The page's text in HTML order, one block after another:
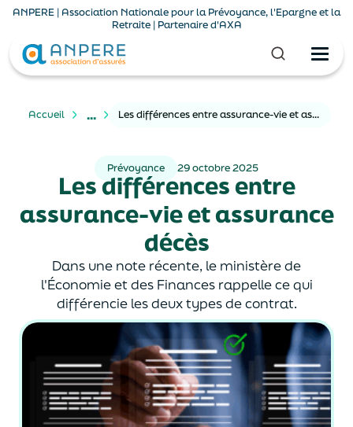
ANPERE | Association Nationale pour la Prévoyance, l'Epargne et la
Retraite | Partenaire d'AXA
Accueil ... Les différences entre assurance-vie et assurance décès
Prévoyance 29 octobre 2025
Les différences entre
assurance-vie et assurance
décès
Dans une note récente, le ministère de
l'Économie et des Finances rappelle ce qui
différencie les deux types de contrat.